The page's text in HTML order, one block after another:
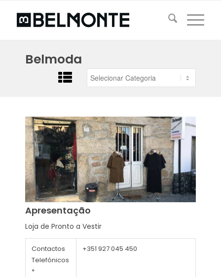
Belmoda
Apresentação
Loja de Pronto a Vestir
Contactos
Telefónicos
*
+351 927 045 450